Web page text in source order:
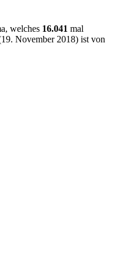
welches 16.041 mal
19. November 2018) ist von